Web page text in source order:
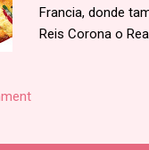
Francia, donde
Reis Corona o
partidos más
tradicionalmente